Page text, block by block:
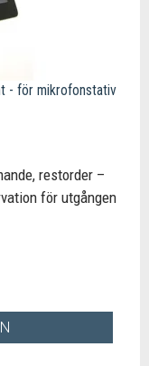
- för mikrofonstativ
restorder –
för utgången